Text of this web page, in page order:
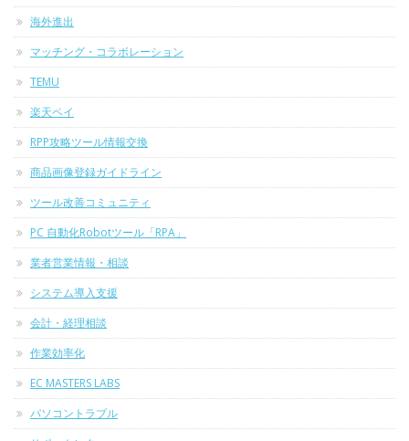
海外進出
マッチング・コラボレーション
TEMU
楽天ペイ
RPP攻略ツール情報交換
商品画像登録ガイドライン
ツール改善コミュニティ
PC 自動化Robotツール「RPA」
業者営業情報・相談
システム導入支援
会計・経理相談
作業効率化
EC MASTERS LABS
パソコントラブル